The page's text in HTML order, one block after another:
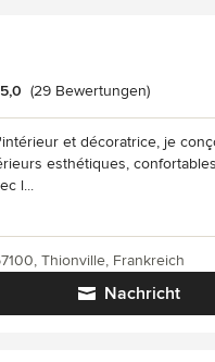
Bewertung: 5 von 5
5,0 (29 Bewertungen)
et décoratrice, je
esthétiques,
l...
Nachricht
Thionville, Frankreich